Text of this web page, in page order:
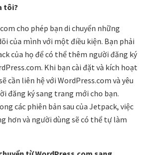
tôi?
cho phép bạn di chuyển những
của mình với một điều kiện. Bạn phải
của họ để có thể thêm người đăng ký
Khi bạn cài đặt và kích hoạt
cần liên hệ với WordPress.com và yêu
đăng ký sang trang mới cho bạn.
các phiên bản sau của Jetpack, việc
hơn và người dùng sẽ có thể tự làm